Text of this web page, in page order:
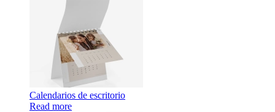
Calendarios de escritorio
Read more